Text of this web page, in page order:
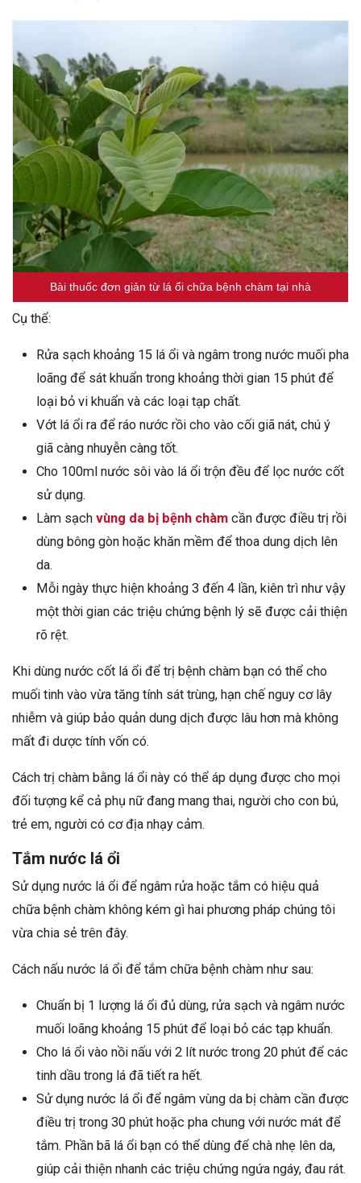
Bài thuốc đơn giản từ lá ổi chữa bệnh chàm tại nhà
Cụ thể:
Rửa sạch khoảng 15 lá ổi và ngâm trong nước muối pha
loãng để sát khuẩn trong khoảng thời gian 15 phút để
loại bỏ vi khuẩn và các loại tạp chất.
Vớt lá ổi ra để ráo nước rồi cho vào cối giã nát, chú ý
giã càng nhuyễn càng tốt.
Cho 100ml nước sôi vào lá ổi trộn đều để lọc nước cốt
sử dụng.
Làm sạch vùng da bị bệnh chàm cần được điều trị rồi
dùng bông gòn hoặc khăn mềm để thoa dung dịch lên
da.
Mỗi ngày thực hiện khoảng 3 đến 4 lần, kiên trì như vậy
một thời gian các triệu chứng bệnh lý sẽ được cải thiện
rõ rệt.
Khi dùng nước cốt lá ổi để trị bệnh chàm bạn có thể cho
muối tinh vào vừa tăng tính sát trùng, hạn chế nguy cơ lây
nhiễm và giúp bảo quản dung dịch được lâu hơn mà không
mất đi dược tính vốn có.
Cách trị chàm bằng lá ổi này có thể áp dụng được cho mọi
đối tượng kể cả phụ nữ đang mang thai, người cho con bú,
trẻ em, người có cơ địa nhạy cảm.
Tắm nước lá ổi
Sử dụng nước lá ổi để ngâm rửa hoặc tắm có hiệu quả
chữa bệnh chàm không kém gì hai phương pháp chúng tôi
vừa chia sẻ trên đây.
Cách nấu nước lá ổi để tắm chữa bệnh chàm như sau:
Chuẩn bị 1 lượng lá ổi đủ dùng, rửa sạch và ngâm nước
muối loãng khoảng 15 phút để loại bỏ các tạp khuẩn.
Cho lá ổi vào nồi nấu với 2 lít nước trong 20 phút để các
tinh dầu trong lá đã tiết ra hết.
Sử dụng nước lá ổi để ngâm vùng da bị chàm cần được
điều trị trong 30 phút hoặc pha chung với nước mát để
tắm. Phần bã lá ổi bạn có thể dùng để chà nhẹ lên da,
giúp cải thiện nhanh các triệu chứng ngứa ngáy, đau rát.